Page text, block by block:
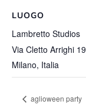
LUOGO
Lambretto Studios
Via Cletto Arrighi 19
Milano, Italia
aglioween party